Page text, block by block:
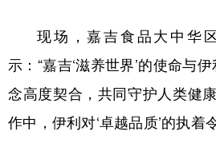
现场，嘉吉食品大中华
示：“嘉吉‘滋养世界’的使命与
念高度契合，共同守护人类健
作中，伊利对‘卓越品质’的执着